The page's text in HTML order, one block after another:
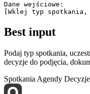
Dane wejściowe:
Best input
Podaj typ spotkania,
decyzje do podjęcia,
Spotkania Agendy Decyzje